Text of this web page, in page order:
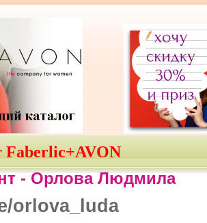
Faberlic+AVON
-Орлова Людмила
orlova_luda